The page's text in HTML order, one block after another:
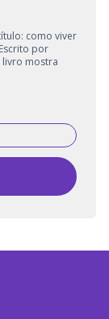
como viver
por
livro mostra